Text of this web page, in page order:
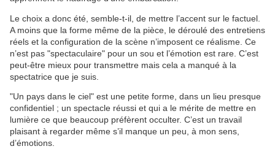
Le choix a donc été, semble-t-il, de mettre l’accent sur le factuel.
A moins que la forme même de la pièce, le déroulé des entretiens
réels et la configuration de la scène n’imposent ce réalisme. Ce
n’est pas "spectaculaire" pour un sou et l’émotion est rare. C’est
peut-être mieux pour transmettre mais cela a manqué à la
spectatrice que je suis.
"Un pays dans le ciel" est une petite forme, dans un lieu presque
confidentiel ; un spectacle réussi et qui a le mérite de mettre en
lumière ce que beaucoup préfèrent occulter. C’est un travail
plaisant à regarder même s’il manque un peu, à mon sens,
d’émotions.